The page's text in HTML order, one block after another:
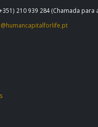
210 939 284 (Chamada para